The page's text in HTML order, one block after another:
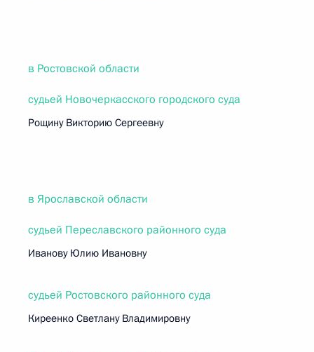
в Ростовской области
судьей Новочеркасского городского суда
Рощину Викторию Сергеевну
в Ярославской области
судьей Переславского районного суда
Иванову Юлию Ивановну
судьей Ростовского районного суда
Киреенко Светлану Владимировну